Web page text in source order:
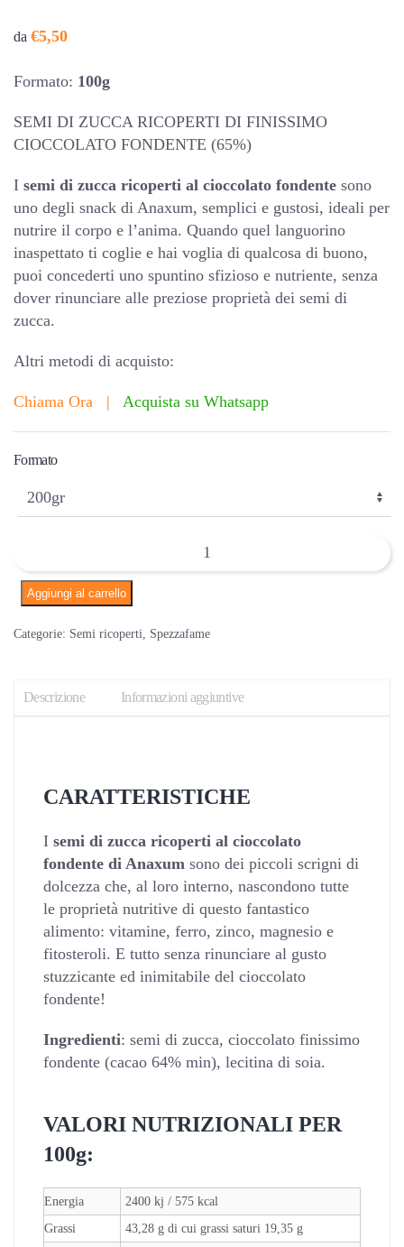
da €5,50
Formato: 100g
SEMI DI ZUCCA RICOPERTI DI FINISSIMO
CIOCCOLATO FONDENTE (65%)
I semi di zucca ricoperti al cioccolato fondente sono
uno degli snack di Anaxum, semplici e gustosi, ideali per
nutrire il corpo e l’anima. Quando quel languorino
inaspettato ti coglie e hai voglia di qualcosa di buono,
puoi concederti uno spuntino sfizioso e nutriente, senza
dover rinunciare alle preziose proprietà dei semi di
zucca.
Altri metodi di acquisto:
Chiama Ora | Acquista su Whatsapp
Formato
zucca
ricoperti
con
quantità
Aggiungi al carrello
Categorie: Semi ricoperti Spezzafame
Descrizione Informazioni aggiuntive
CARATTERISTICHE
I semi di zucca ricoperti al cioccolato
fondente di Anaxum sono dei piccoli scrigni di
dolcezza che, al loro interno, nascondono tutte
le proprietà nutritive di questo fantastico
alimento: vitamine, ferro, zinco, magnesio e
fitosteroli. E tutto senza rinunciare al gusto
stuzzicante ed inimitabile del cioccolato
fondente!
Ingredienti: semi di zucca, cioccolato finissimo
fondente (cacao 64% min), lecitina di soia.
VALORI NUTRIZIONALI PER
100g:
Energia
2400 kj / 575 kcal
Grassi
43,28 g di cui grassi saturi 19,35 g